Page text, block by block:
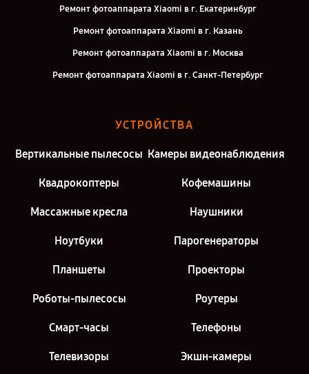
Ремонт фотоаппарата Xiaomi в г. Екатеринбург
Ремонт фотоаппарата Xiaomi в г. Казань
Ремонт фотоаппарата Xiaomi в г. Москва
Ремонт фотоаппарата Xiaomi в г. Санкт-Петербург
УСТРОЙСТВА
Вертикальные пылесосы Камеры видеонаблюдения
Квадрокоптеры Кофемашины
Массажные кресла Наушники
Ноутбуки Парогенераторы
Планшеты Проекторы
Роботы-пылесосы Роутеры
Смарт-часы Телефоны
Телевизоры Экшн-камеры